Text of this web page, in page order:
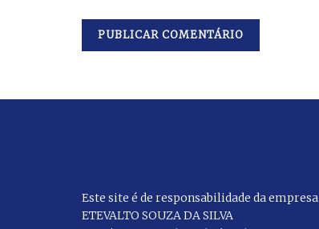
Este site é de responsabilidade da empresa
ETEVALTO SOUZA DA SILVA